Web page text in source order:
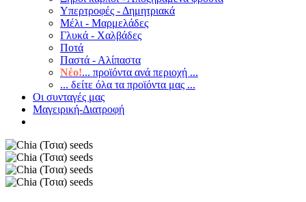
Υπερτροφές - Δημητριακά
Μέλι - Μαρμελάδες
Γλυκά - Χαλβάδες
Ποτά
Παστά - Αλίπαστα
Νέο!... προϊόντα ανά περιοχή ...
... δείτε όλα τα προϊόντα μας ...
Οι συνταγές μας
Μαγειρική-Διατροφή